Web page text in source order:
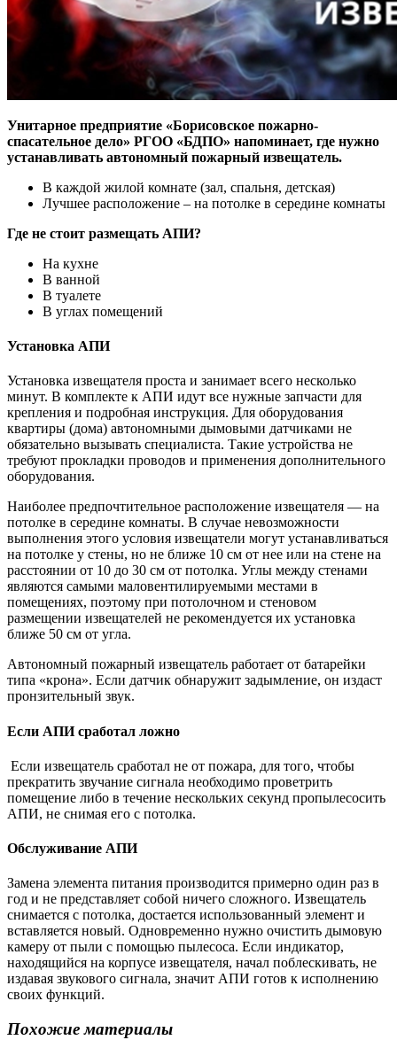
Унитарное предприятие «Борисовское пожарно-
спасательное дело» РГОО «БДПО» напоминает, где нужно
устанавливать автономный пожарный извещатель.
В каждой жилой комнате (зал, спальня, детская)
Лучшее расположение – на потолке в середине комнаты
Где не стоит размещать АПИ?
На кухне
В ванной
В туалете
В углах помещений
Установка АПИ
Установка извещателя проста и занимает всего несколько
минут. В комплекте к АПИ идут все нужные запчасти для
крепления и подробная инструкция. Для оборудования
квартиры (дома) автономными дымовыми датчиками не
обязательно вызывать специалиста. Такие устройства не
требуют прокладки проводов и применения дополнительного
оборудования.
Наиболее предпочтительное расположение извещателя — на
потолке в середине комнаты. В случае невозможности
выполнения этого условия извещатели могут устанавливаться
на потолке у стены, но не ближе 10 см от нее или на стене на
расстоянии от 10 до 30 см от потолка. Углы между стенами
являются самыми маловентилируемыми местами в
помещениях, поэтому при потолочном и стеновом
размещении извещателей не рекомендуется их установка
ближе 50 см от угла.
Автономный пожарный извещатель работает от батарейки
типа «крона». Если датчик обнаружит задымление, он издаст
пронзительный звук.
Если АПИ сработал ложно
Если извещатель сработал не от пожара, для того, чтобы
прекратить звучание сигнала необходимо проветрить
помещение либо в течение нескольких секунд пропылесосить
АПИ, не снимая его с потолка.
Обслуживание АПИ
Замена элемента питания производится примерно один раз в
год и не представляет собой ничего сложного. Извещатель
снимается с потолка, достается использованный элемент и
вставляется новый. Одновременно нужно очистить дымовую
камеру от пыли с помощью пылесоса. Если индикатор,
находящийся на корпусе извещателя, начал поблескивать, не
издавая звукового сигнала, значит АПИ готов к исполнению
своих функций.
Похожие материалы